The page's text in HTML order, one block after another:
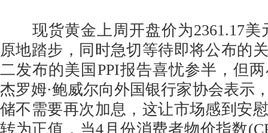
现货黄金上周开盘价为2361.17美
原地踏步，同时急切等待即将公布的
二发布的美国PPI报告喜忧参半，但
杰罗姆·鲍威尔向外国银行家协会表示
储不需要再次加息，这让市场感到安
转为正值，当4月份消费者物价指数